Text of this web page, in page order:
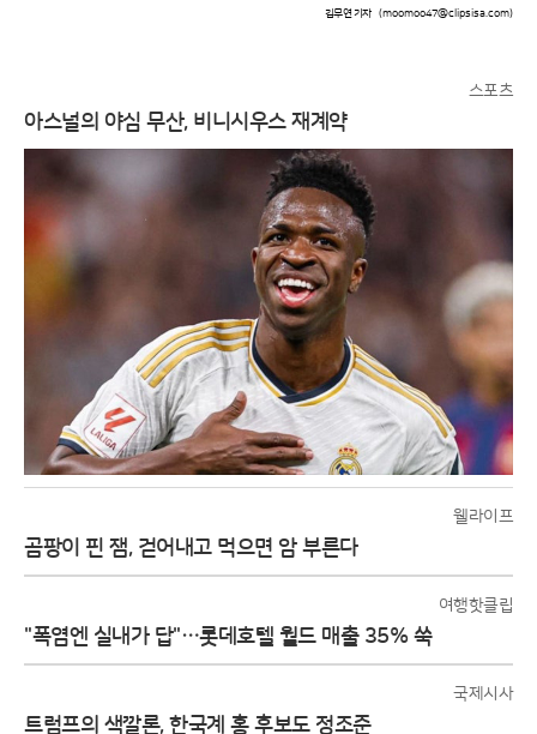
김무연 기자 (moomoo47@clipsisa.com)
스포츠
아스널의 야심 무산, 비니시우스 재계약
웰라이프
곰팡이 핀 잼, 걷어내고 먹으면 암 부른다
여행핫클립
"폭염엔 실내가 답"…롯데호텔 월드 매출 35% 쑥
국제시사
트럼프의 색깔론, 한국계 홍 후보도 정조준